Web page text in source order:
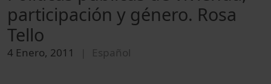
participación y género. Rosa
Tello
4 Enero, 2011 Español